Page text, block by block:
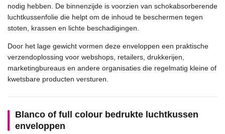
nodig hebben. De binnenzijde is voorzien van schokabsorberende
luchtkussenfolie die helpt om de inhoud te beschermen tegen
stoten, krassen en lichte beschadigingen.
Door het lage gewicht vormen deze enveloppen een praktische
verzendoplossing voor webshops, retailers, drukkerijen,
marketingbureaus en andere organisaties die regelmatig kleine of
kwetsbare producten versturen.
Blanco of full colour bedrukte luchtkussen
enveloppen